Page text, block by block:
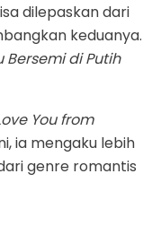
dilepaskan dari
keduanya.
Bersemi di Putih
You from
ia mengaku lebih
genre romantis